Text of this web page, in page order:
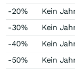
-20%
Kein
-30%
Kein
-40%
Kein
-50%
Kein